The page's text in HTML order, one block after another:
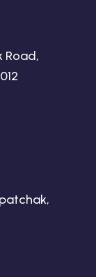
Road,